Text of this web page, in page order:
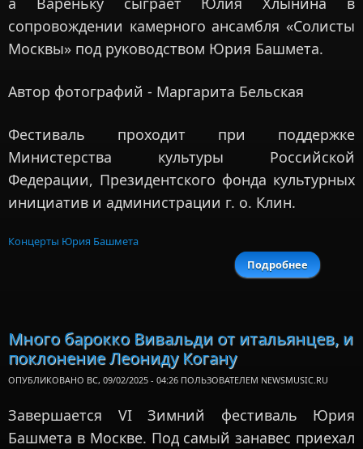
сопровождении камерного ансамбля «Солисты
Москвы» под руководством Юрия Башмета.
Автор фотографий - Маргарита Бельская
Фестиваль проходит при поддержке
Министерства культуры Российской
Федерации, Президентского фонда культурных
инициатив и администрации г. о. Клин.
Концерты Юрия Башмета
Подробнее
Много барокко Вивальди от итальянцев, и
поклонение Леониду Когану
ОПУБЛИКОВАНО ВС, 09/02/2025 - 04:26 ПОЛЬЗОВАТЕЛЕМ NEWSMUSIC.RU
Завершается VI Зимний фестиваль Юрия
Башмета в Москве. Под самый занавес приехал